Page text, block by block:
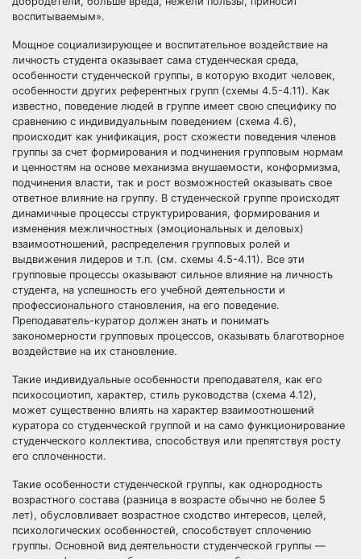
воспитываемым».
Мощное социализирующее и воспитательное воздействие на
личность студента оказывает сама студенческая среда,
особенности студенческой группы, в которую входит человек,
особенности других референтных групп (схемы 4.5-4.11). Как
известно, поведение людей в группе имеет свою специфику по
сравнению с индивидуальным поведением (схема 4.6),
происходит как унификация, рост схожести поведения членов
группы за счет формирования и подчинения групповым нормам
и ценностям на основе механизма внушаемости, конформизма,
подчинения власти, так и рост возможностей оказывать свое
ответное влияние на группу. В студенческой группе происходят
динамичные процессы структурирования, формирования и
изменения межличностных (эмоциональных и деловых)
взаимоотношений, распределения групповых ролей и
выдвижения лидеров и т.п. (см. схемы 4.5-4.11). Все эти
групповые процессы оказывают сильное влияние на личность
студента, на успешность его учебной деятельности и
профессионального становления, на его поведение.
Преподаватель-куратор должен знать и понимать
закономерности групповых процессов, оказывать благотворное
воздействие на их становление.
Такие индивидуальные особенности преподавателя, как его
психосоциотип, характер, стиль руководства (схема 4.12),
может существенно влиять на характер взаимоотношений
куратора со студенческой группой и на само функционирование
студенческого коллектива, способствуя или препятствуя росту
его сплоченности.
Такие особенности студенческой группы, как однородность
возрастного состава (разница в возрасте обычно не более 5
лет), обусловливает возрастное сходство интересов, целей,
психологических особенностей, способствует сплочению
группы. Основной вид деятельности студенческой группы —